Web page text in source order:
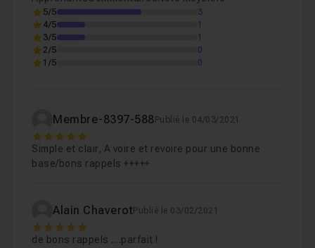
Chapitre 2 : Les formats print 15m48
Chapitre 4 : Fichier sources
Chapitre 6 : Conclusion
5/5
3
4/5
1
3/5
1
2/5
0
1/5
0
Membre-8397-588 Publié le 04/03/2021
5
Simple et clair, A voire et revoire pour une bonne
base/bons rappels +++++
Alain Chaverot Publié le 03/02/2021
5
de bons rappels ....parfait !